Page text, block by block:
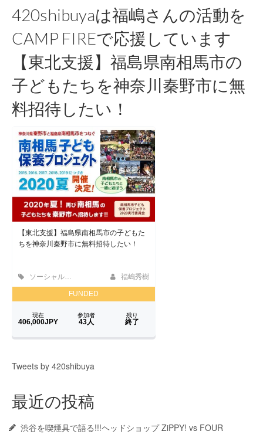
420shibuyaは福嶋さんの活動を
CAMP FIREで応援しています
【東北支援】福島県南相馬市の
子どもたちを神奈川秦野市に無
料招待したい！
Tweets by 420shibuya
最近の投稿
渋谷を喫煙具で語る!!!ヘッドショップ ZiPPY! vs FOUR